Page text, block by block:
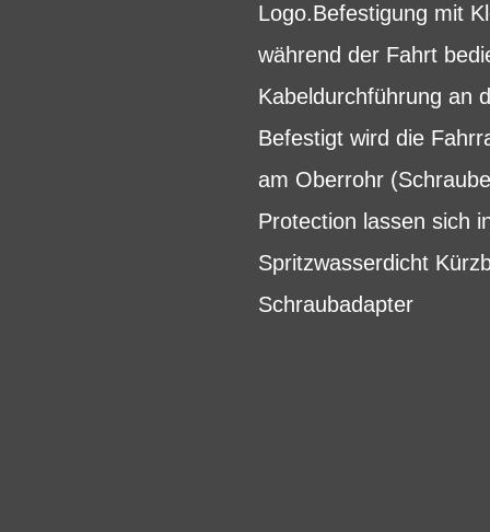
Logo.Befestigung mit
während der Fahrt
Kabeldurchführung an
Befestigt wird die
am Oberrohr
Protection lassen sich
Spritzwasserdicht
Schraubadapter